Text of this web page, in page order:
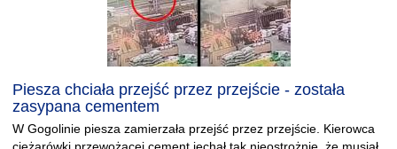
Piesza chciała przejść przez przejście - została
zasypana cementem
W Gogolinie piesza zamierzała przejść przez przejście. Kierowca